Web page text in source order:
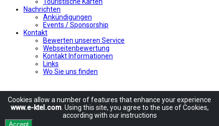
Nachrichten
Ankündigungen
Events / Sponsorship
Kontakt
Bewerten unseren Service
Webseitenbewertung
Kontakt Informationen
Links
Wo Sie uns finden
Cookies allow a number offeatures that enhance your experience
www.e-ktel.com. Using this site, you agree to the use of Cookies,
according with our instructions
Accept